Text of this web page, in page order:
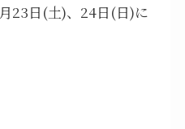
23日(土)、24日(日)に